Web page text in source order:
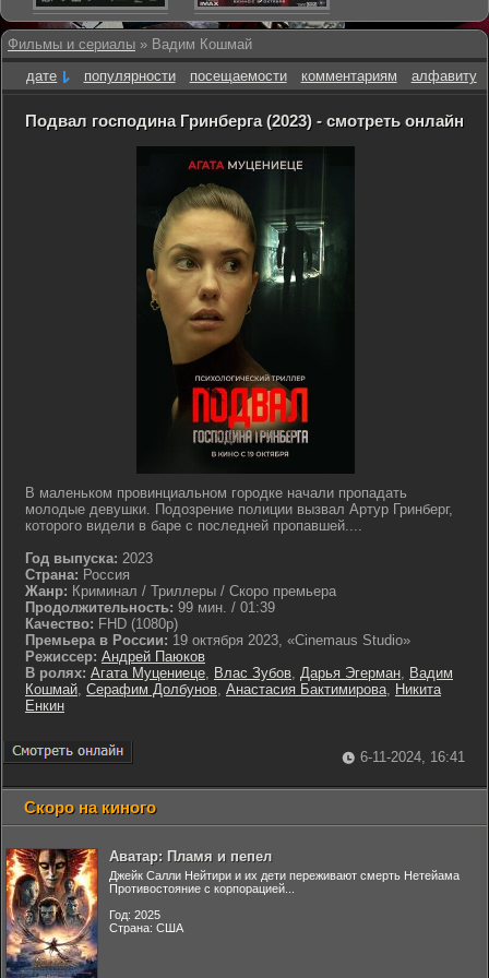
Фильмы и сериалы » Вадим Кошмай
дате
популярности посещаемости комментариям алфавиту
Подвал господина Гринберга (2023) - смотреть онлайн
В маленьком провинциальном городке начали пропадать
молодые девушки. Подозрение полиции вызвал Артур Гринберг,
которого видели в баре с последней пропавшей....
Год выпуска: 2023
Страна: Россия
Жанр: Криминал / Триллеры / Скоро премьера
Продолжительность: 99 мин. / 01:39
Качество: FHD (1080p)
Премьера в России: 19 октября 2023, «Cinemaus Studio»
Режиссер: Андрей Паюков
В ролях: Агата Муцениеце, Влас Зубов, Дарья Эгерман, Вадим
Кошмай, Серафим Долбунов, Анастасия Бактимирова, Никита
Енкин
6-11-2024, 16:41
Скоро на киного
Аватар: Пламя и пепел
Джейк Салли Нейтири и их дети переживают смерть Нетейама
Противостояние с корпорацией...
Год: 2025
Страна: США